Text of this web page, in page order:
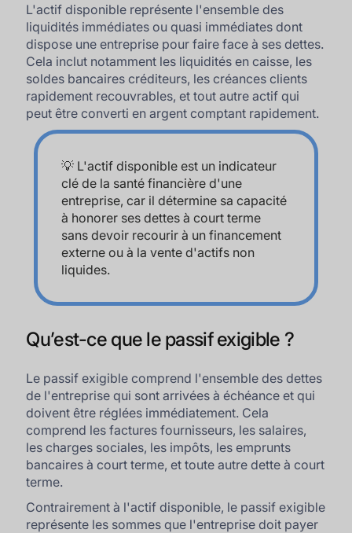
L'actif disponible représente l'ensemble des
liquidités immédiates ou quasi immédiates dont
dispose une entreprise pour faire face à ses dettes.
Cela inclut notamment les liquidités en caisse, les
soldes bancaires créditeurs, les créances clients
rapidement recouvrables, et tout autre actif qui
peut être converti en argent comptant rapidement.
💡 L'actif disponible est un indicateur
clé de la santé financière d'une
entreprise, car il détermine sa capacité
à honorer ses dettes à court terme
sans devoir recourir à un financement
externe ou à la vente d'actifs non
liquides.
Qu’est-ce que le passif exigible ?
Le passif exigible comprend l'ensemble des dettes
de l'entreprise qui sont arrivées à échéance et qui
doivent être réglées immédiatement. Cela
comprend les factures fournisseurs, les salaires,
les charges sociales, les impôts, les emprunts
bancaires à court terme, et toute autre dette à court
terme.
Contrairement à l'actif disponible, le passif exigible
représente les sommes que l'entreprise doit payer